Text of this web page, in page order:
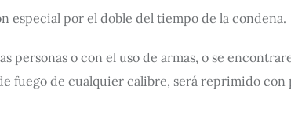
especial por el doble del tiempo de la condena.
o con el uso de armas, o se
de cualquier calibre, será reprimido con